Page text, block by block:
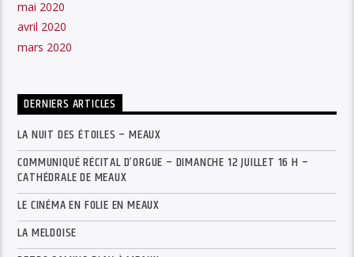
mai 2020
avril 2020
mars 2020
DERNIERS ARTICLES
LA NUIT DES ÉTOILES – MEAUX
COMMUNIQUÉ RÉCITAL D’ORGUE – DIMANCHE 12 JUILLET 16 H –
CATHÉDRALE DE MEAUX
LE CINÉMA EN FOLIE EN MEAUX
LA MELDOISE